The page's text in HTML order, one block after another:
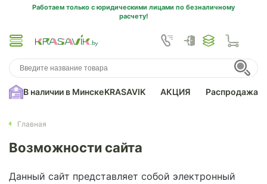
Работаем только с юридическими лицами по безналичному
расчету!
В наличии в МинскеKRASAVIK АКЦИЯ Распродажа
Главная
Возможности сайта
Данный сайт представляет собой электронный